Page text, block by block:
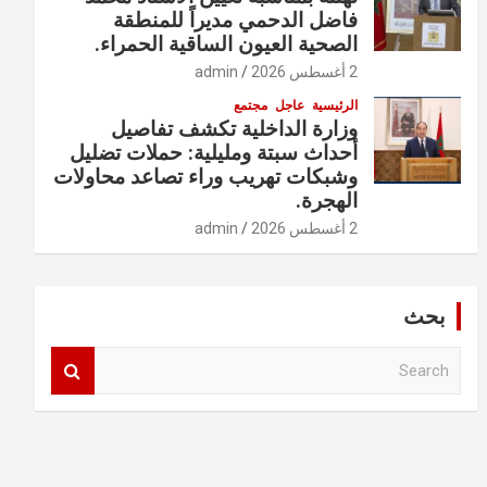
فاضل الدحمي مديراً للمنطقة
الصحية العيون الساقية الحمراء.
2 أغسطس 2026 admin
الرئيسية عاجل مجتمع
وزارة الداخلية تكشف تفاصيل
أحداث سبتة ومليلية: حملات تضليل
وشبكات تهريب وراء تصاعد محاولات
الهجرة.
2 أغسطس 2026 admin
بحث